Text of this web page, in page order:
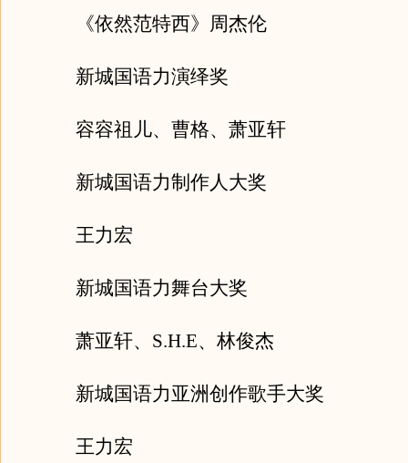
《依然范特西》周杰伦
新城国语力演绎奖
容容祖儿、曹格、萧亚轩
新城国语力制作人大奖
王力宏
新城国语力舞台大奖
萧亚轩、S.H.E、林俊杰
新城国语力亚洲创作歌手大奖
王力宏